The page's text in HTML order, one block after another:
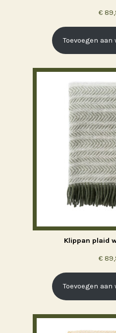
€
Toevoegen
Klippan plaid
€
Toevoegen